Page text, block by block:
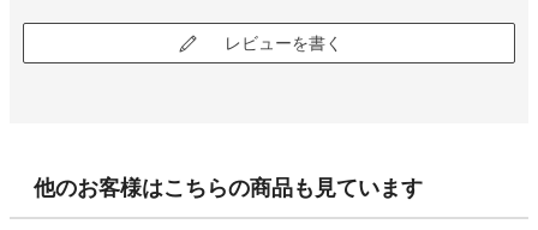
レビューを書く
他のお客様はこちらの商品も見ています